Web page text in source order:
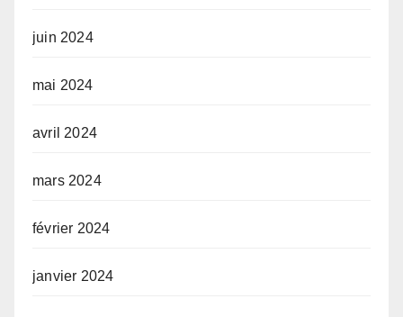
juin 2024
mai 2024
avril 2024
mars 2024
février 2024
janvier 2024